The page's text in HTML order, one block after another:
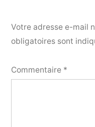
Votre adresse e-mail
obligatoires sont
Commentaire *